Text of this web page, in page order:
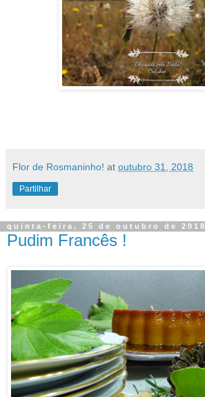
Flor de Rosmaninho! at outubro 31, 2018
Partilhar
quinta-feira, 25 de outubro de 2018
Pudim Francês !